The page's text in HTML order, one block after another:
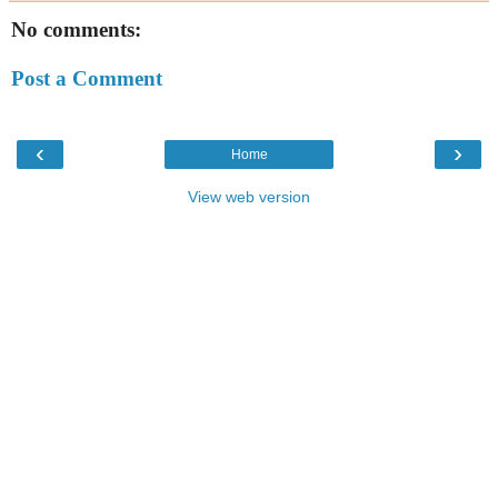
No comments:
Post a Comment
‹ ›
Home
View web version